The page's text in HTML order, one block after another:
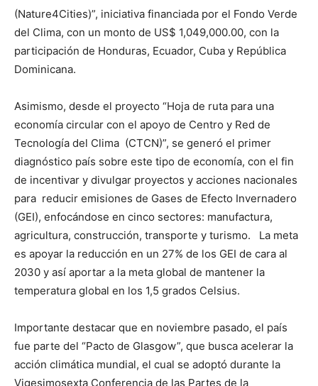
(Nature4Cities)”, iniciativa financiada por el Fondo Verde
del Clima, con un monto de US$ 1,049,000.00, con la
participación de Honduras, Ecuador, Cuba y República
Dominicana.
Asimismo, desde el proyecto “Hoja de ruta para una
economía circular con el apoyo de Centro y Red de
Tecnología del Clima (CTCN)”, se generó el primer
diagnóstico país sobre este tipo de economía, con el fin
de incentivar y divulgar proyectos y acciones nacionales
para reducir emisiones de Gases de Efecto Invernadero
(GEI), enfocándose en cinco sectores: manufactura,
agricultura, construcción, transporte y turismo. La meta
es apoyar la reducción en un 27% de los GEI de cara al
2030 y así aportar a la meta global de mantener la
temperatura global en los 1,5 grados Celsius.
Importante destacar que en noviembre pasado, el país
fue parte del “Pacto de Glasgow”, que busca acelerar la
acción climática mundial, el cual se adoptó durante la
Vigesimosexta Conferencia de las Partes de la